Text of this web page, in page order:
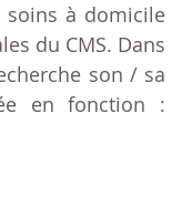
soins à domicile
du CMS. Dans
son / sa
en fonction :